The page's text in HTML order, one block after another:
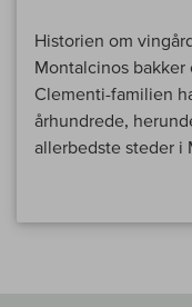
Historien om
Montalcinos
Clementi-familien
århundrede,
allerbedste steder i